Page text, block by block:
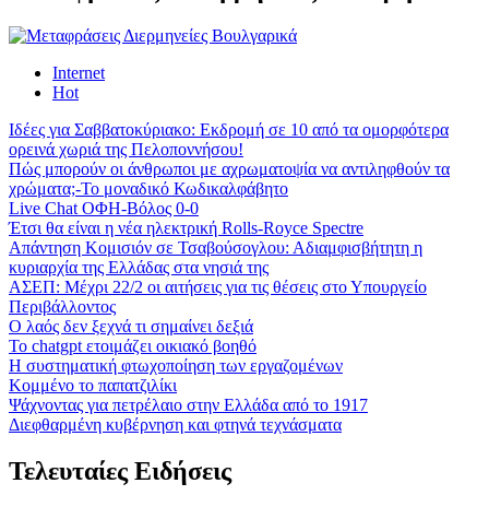
Internet
Hot
Ιδέες για Σαββατοκύριακο: Εκδρομή σε 10 από τα ομορφότερα
ορεινά χωριά της Πελοποννήσου!
Πώς μπορούν οι άνθρωποι με αχρωματοψία να αντιληφθούν τα
χρώματα;-Το μοναδικό Κωδικαλφάβητο
Live Chat ΟΦΗ-Βόλος 0-0
Έτσι θα είναι η νέα ηλεκτρική Rolls-Royce Spectre
Απάντηση Κομισιόν σε Τσαβούσογλου: Αδιαμφισβήτητη η
κυριαρχία της Ελλάδας στα νησιά της
ΑΣΕΠ: Μέχρι 22/2 οι αιτήσεις για τις θέσεις στο Υπουργείο
Περιβάλλοντος
Ο λαός δεν ξεχνά τι σημαίνει δεξιά
Το chatgpt ετοιμάζει οικιακό βοηθό
Η συστηματική φτωχοποίηση των εργαζομένων
Κομμένο το παπατζιλίκι
Ψάχνοντας για πετρέλαιο στην Ελλάδα από το 1917
Διεφθαρμένη κυβέρνηση και φτηνά τεχνάσματα
Τελευταίες Ειδήσεις